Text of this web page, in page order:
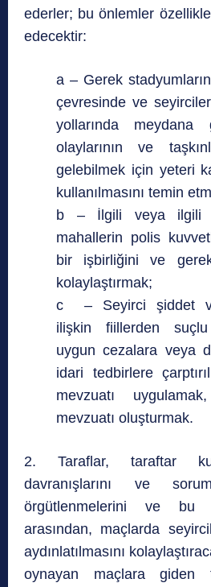
ederler; bu önlemler
edecektir:
a – Gerek
çevresinde ve
yollarında meydana
olaylarının ve
gelebilmek için yeteri
kullanılmasını temin
b – İlgili veya ilgili
mahallerin polis
bir işbirliğini ve
kolaylaştırmak;
c – Seyirci şiddet
ilişkin fiillerden
uygun cezalara veya
idari tedbirlere
mevzuatı
mevzuatı oluşturmak.
2. Taraflar, taraftar
davranışlarını ve
örgütlenmelerini ve bu
arasından, maçlarda
aydınlatılmasını
oynayan maçlara giden